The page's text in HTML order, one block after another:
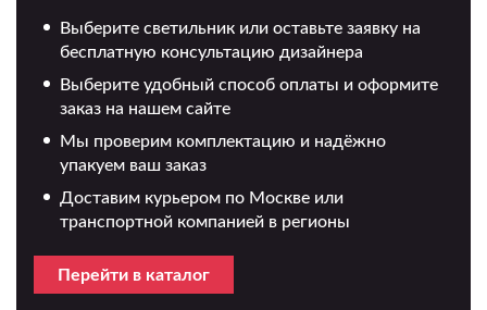
Выберите светильник или оставьте заявку на
бесплатную консультацию дизайнера
Выберите удобный способ оплаты и оформите
заказ на нашем сайте
Мы проверим комплектацию и надёжно
упакуем ваш заказ
Доставим курьером по Москве или
транспортной компанией в регионы
Перейти в каталог